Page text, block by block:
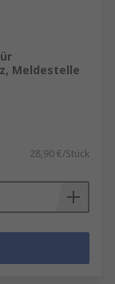
Meldestelle
28,90 €/Stück